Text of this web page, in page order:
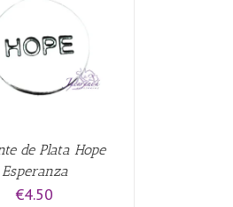
de Plata Hope
Esperanza
€4.50